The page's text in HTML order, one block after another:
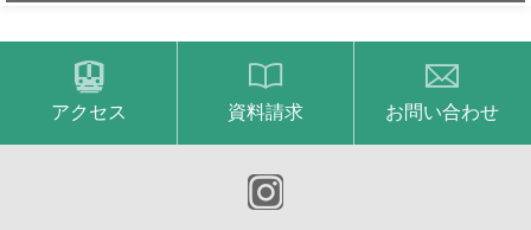
アクセス 資料請求 お問い合わせ